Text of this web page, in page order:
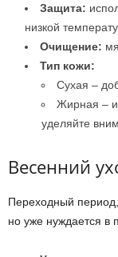
Защита:
низкой
Очищение:
Тип кожи:
Сухая –
Жирная –
уделяйте
Весенний
Переходный период,
но уже нуждается в